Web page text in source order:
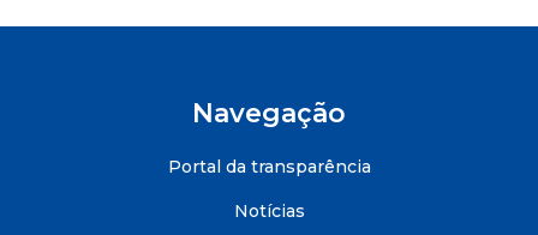
Navegação
Portal da transparência
Notícias